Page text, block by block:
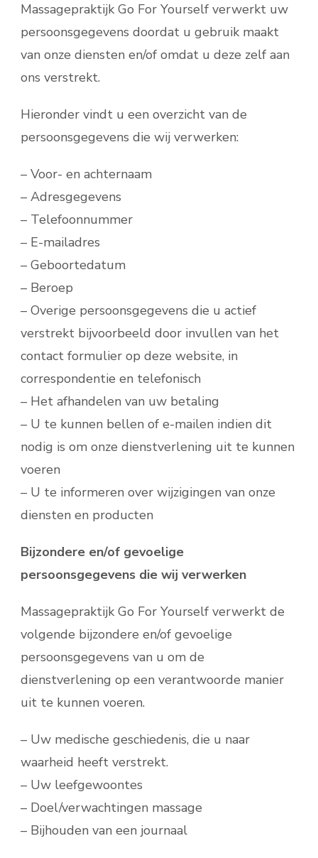
Massagepraktijk Go For Yourself verwerkt uw
persoonsgegevens doordat u gebruik maakt
van onze diensten en/of omdat u deze zelf aan
ons verstrekt.
Hieronder vindt u een overzicht van de
persoonsgegevens die wij verwerken:
– Voor- en achternaam
– Adresgegevens
– Telefoonnummer
– E-mailadres
– Geboortedatum
– Beroep
– Overige persoonsgegevens die u actief
verstrekt bijvoorbeeld door invullen van het
contact formulier op deze website, in
correspondentie en telefonisch
– Het afhandelen van uw betaling
– U te kunnen bellen of e-mailen indien dit
nodig is om onze dienstverlening uit te kunnen
voeren
– U te informeren over wijzigingen van onze
diensten en producten
Bijzondere en/of gevoelige
persoonsgegevens die wij verwerken
Massagepraktijk Go For Yourself verwerkt de
volgende bijzondere en/of gevoelige
persoonsgegevens van u om de
dienstverlening op een verantwoorde manier
uit te kunnen voeren.
– Uw medische geschiedenis, die u naar
waarheid heeft verstrekt.
– Uw leefgewoontes
– Doel/verwachtingen massage
– Bijhouden van een journaal